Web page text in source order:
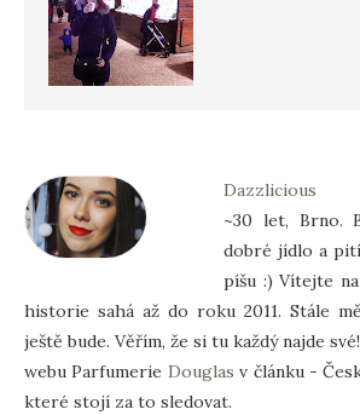
Dazzlicious
~30 let, Brno.
dobré jídlo a
píšu :) Vítejte
historie sahá až do roku 2011. Stále
ještě bude. Věřím, že si tu každý najde
webu Parfumerie Douglas v článku -
které stojí za to sledovat.